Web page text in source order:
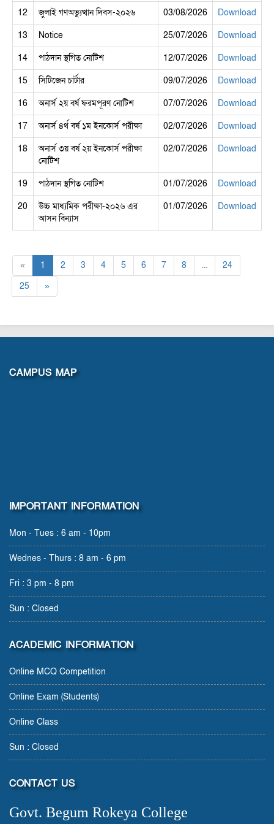
12
জুলাই গণঅভ্যুত্থান দিবস-২০২৬ 03/08/2026
Download
13
Notice 25/07/2026
Download
14
পাঠদান স্থগিত নোটিশ 12/07/2026
Download
15
সিটিজেন চার্টার 09/07/2026
Download
16
অনার্স ২য় বর্ষ ফরমপূরণ নোটিশ 07/07/2026
Download
17
অনার্স ৪র্থ বর্ষ ১ম ইনকোর্স পরীক্ষা 02/07/2026
Download
18
অনার্স ৩য় বর্ষ ২য় ইনকোর্স পরীক্ষা
নোটিশ
02/07/2026 Download
19 পাঠদান স্থগিত নোটিশ 01/07/2026
Download
20
উচ্চ মাধ্যমিক পরীক্ষা-২০২৬ এর
আসন বিন্যাস
01/07/2026 Download
« 1 2 3 4 5 6 7 8 ...
24
25
»
CAMPUS MAP
IMPORTANT INFORMATION
Mon - Tues : 6 am - 10pm
Wednes - Thurs : 8 am - 6 pm
Fri : 3 pm - 8 pm
Sun : Closed
ACADEMIC INFORMATION
Online MCQ Competition
Online Exam (Students)
Online Class
Sun : Closed
CONTACT US
Govt. Begum Rokeya College